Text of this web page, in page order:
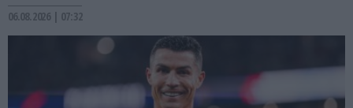
06.08.2026 | 07:32